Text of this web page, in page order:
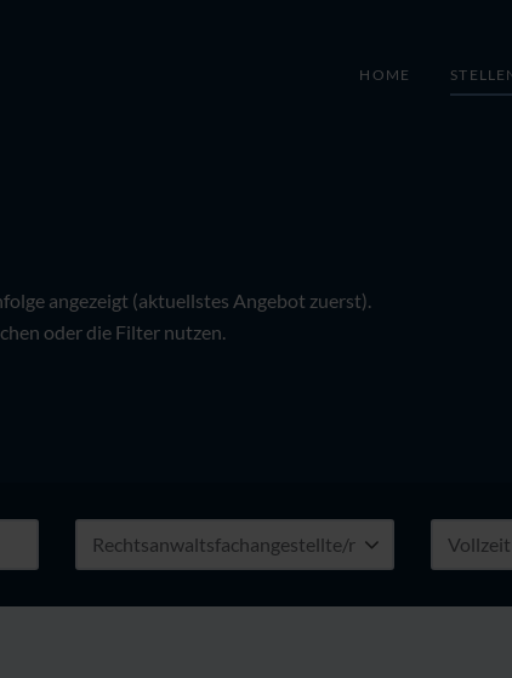
HOME
angezeigt (aktuellstes Angebot zuerst).
oder die Filter nutzen.
Art Art